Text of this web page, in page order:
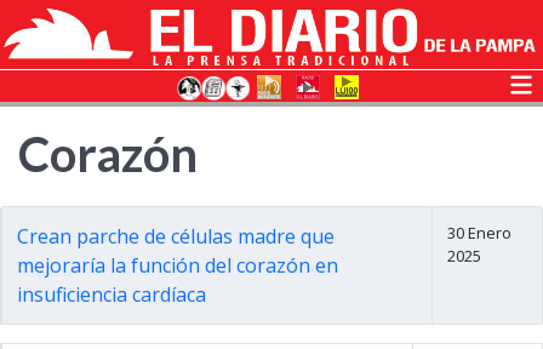
Corazón
Crean parche de células madre que
mejoraría la función del corazón en
insuficiencia cardíaca
30 Enero
2025